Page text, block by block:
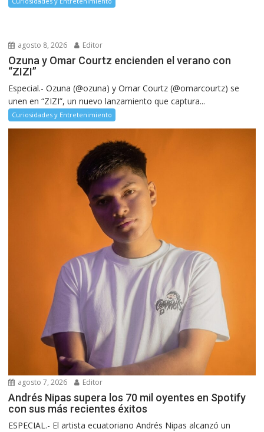
agosto 8, 2026 Editor
Ozuna y Omar Courtz encienden el verano con
“ZIZI”
Especial.- Ozuna (@ozuna) y Omar Courtz (@omarcourtz) se
unen en “ZIZI”, un nuevo lanzamiento que captura...
Curiosidades y Entretenimiento
agosto 7, 2026 Editor
Andrés Nipas supera los 70 mil oyentes en Spotify
con sus más recientes éxitos
ESPECIAL.- El artista ecuatoriano Andrés Nipas alcanzó un